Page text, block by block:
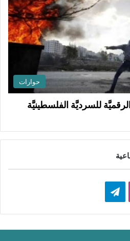
حوارات
للسرديَّة الفلسطينيَّة
تيلقرام